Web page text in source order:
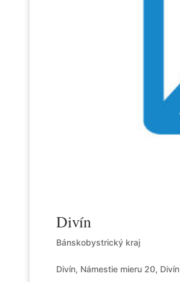
Divín
Bánskobystrický kraj
Divín, Námestie mieru 20, Divín